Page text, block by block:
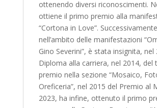
ottenendo diversi riconoscimenti.
ottiene il primo premio alla
“Cortona in Love”.
nell’ambito delle manifestazioni
Gino Severini”, è stata insignita, nel
Diploma alla carriera, nel 2014, del
premio nella sezione “Mosaico,
Oreficeria”, nel 2015 del Premio al
2023, ha infine, ottenuto il primo